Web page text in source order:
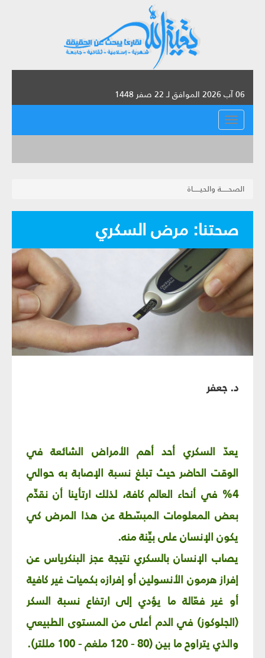
06 آب 2026 الموافق لـ 22 صفر 1448
القائمة
الصحــــــة والحيــــــاة
صحتنا: مرض السكري
د. جعفر
يعدّ السكري أحد أهم الأمراض الشائعة في
الوقت الحاضر حيث تبلغ نسبة الإصابة به حوالي
4% في أنحاء العالم كافة، لذلك ارتأينا أن نقدِّم
بعض المعلومات المبسّطة عن هذا المرض كي
يكون الإنسان على بيِّنة منه.
يصاب الإنسان بالسكري نتيجة عجز البنكرياس عن
إفراز هرمون الأنسولين أو إفرازه بكميات غير كافية
أو غير فعّالة ما يؤدي إلى ارتفاع نسبة السكر
(الجلوكوز) في الدم أعلى من المستوى الطبيعي
والذي يتراوح ما بين (80 - 120 ملغم - 100 مللتر).